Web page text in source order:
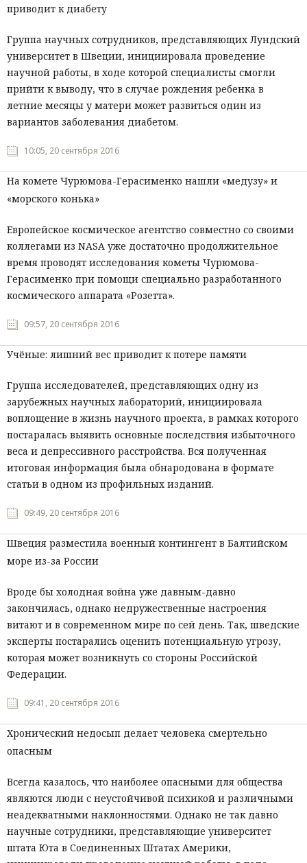
приводит к диабету
Группа научных сотрудников, представляющих Лундский
университет в Швеции, инициировала проведение
научной работы, в ходе которой специалисты смогли
прийти к выводу, что в случае рождения ребенка в
летние месяцы у матери может развиться один из
вариантов заболевания диабетом.
10:05, 20 сентября 2016
На комете Чурюмова-Герасименко нашли «медузу» и
«морского конька»
Европейское космическое агентство совместно со своими
коллегами из NASA уже достаточно продолжительное
время проводят исследования кометы Чурюмова-
Герасименко при помощи специально разработанного
космического аппарата «Розетта».
09:57, 20 сентября 2016
Учёные: лишний вес приводит к потере памяти
Группа исследователей, представляющих одну из
зарубежных научных лабораторий, инициировала
воплощение в жизнь научного проекта, в рамках которого
постаралась выявить основные последствия избыточного
веса и депрессивного расстройства. Вся полученная
итоговая информация была обнародована в формате
статьи в одном из профильных изданий.
09:49, 20 сентября 2016
Швеция разместила военный контингент в Балтийском
море из-за России
Вроде бы холодная война уже давным-давно
закончилась, однако недружественные настроения
витают и в современном мире по сей день. Так, шведские
эксперты постарались оценить потенциальную угрозу,
которая может возникнуть со стороны Российской
Федерации.
09:41, 20 сентября 2016
Хронический недосып делает человека смертельно
опасным
Всегда казалось, что наиболее опасными для общества
являются люди с неустойчивой психикой и различными
неадекватными наклонностями. Однако не так давно
научные сотрудники, представляющие университет
штата Юта в Соединенных Штатах Америки,